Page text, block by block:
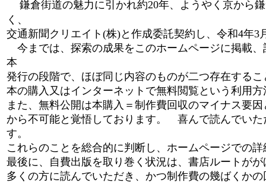
鎌倉街道の魅力に引かれ約20年、ようやく京から
く、
交通新聞クリエイト(株)と作成委託契約し、令和4年3
今までは、探索の成果をこのホームページに掲載
本
発行の段階で、ほぼ同じ内容のものが二つ存在する
本の購入又はインターネットで無料閲覧という利用
また、無料公開は本購入＝制作費回収のマイナス要
から不可能と覚悟しております。 喜んで読んでい
す。
これらのことを総合的に判断し、ホームページでの
最後に、自費出版を取り巻く状況は、書店ルートが
多くの方に読んでいただき、かつ制作費の幾ばくか